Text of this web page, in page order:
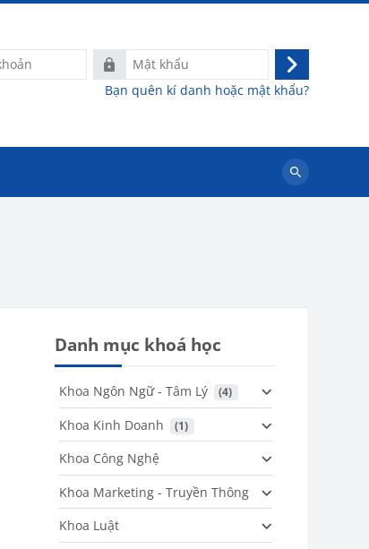
Mật
khẩu
Đăng
nhập
Bạn quên kí danh hoặc mật khẩu?
Tìm
Danh mục khoá học
Khoa Ngôn Ngữ - Tâm Lý (4)
Khoa Kinh Doanh (1)
Khoa Công Nghệ
Khoa Marketing - Truyền Thông
Khoa Luật